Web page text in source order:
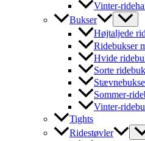
Vinter-
Bukser
Højtaljede
Ridebukser
Hvide
Sorte
Sommer-
Vinter-
Tights
Ridestøvler